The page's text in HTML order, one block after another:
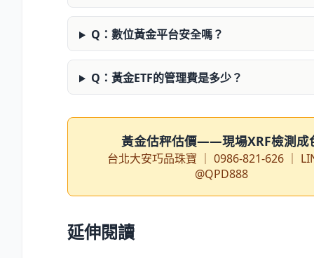
Q：數位黃金平台安全嗎？
Q：黃金ETF的管理費是多少？
黃金估秤估價——現場XRF檢測成
台北大安巧品珠寶 ｜ 0986-821-626 ｜
@QPD888
延伸閱讀